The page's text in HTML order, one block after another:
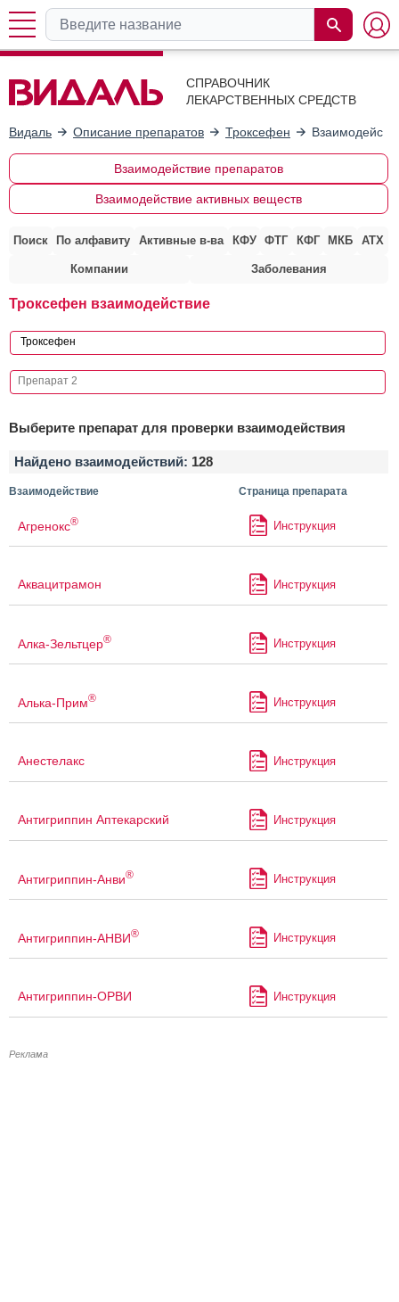
СПРАВОЧНИК
ЛЕКАРСТВЕННЫХ СРЕДСТВ
Видаль Описание препаратов Троксефен
Взаимодействие препаратов
Взаимодействие активных веществ
Поиск По алфавиту Активные в-ва КФУ ФТГ КФГ МКБ АТХ
Компании Заболевания
Троксефен взаимодействие
Выберите препарат для проверки взаимодействия
Найдено взаимодействий: 128
Взаимодействие Страница препарата
Агренокс® Инструкция
Аквацитрамон Инструкция
Алка-Зельтцер® Инструкция
Алька-Прим® Инструкция
Анестелакс Инструкция
Антигриппин Аптекарский Инструкция
Антигриппин-Анви® Инструкция
Антигриппин-АНВИ® Инструкция
Антигриппин-ОРВИ Инструкция
Реклама